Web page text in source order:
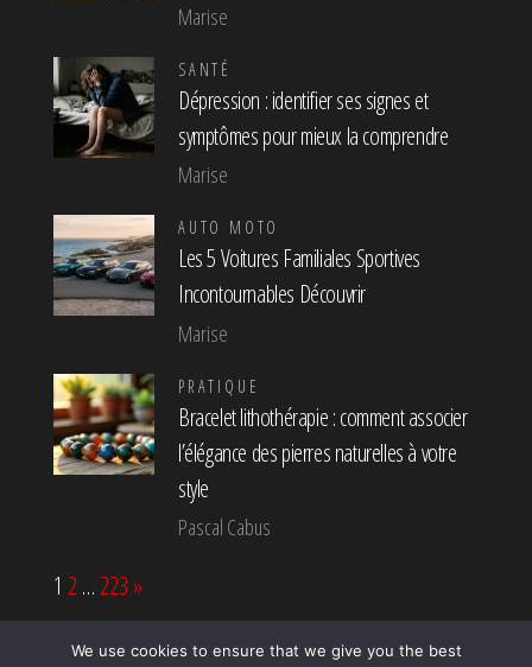
Marise
SANTÉ
Dépression : identifier ses signes et
symptômes pour mieux la comprendre
Marise
AUTO MOTO
Les 5 Voitures Familiales Sportives
Incontournables Découvrir
Marise
PRATIQUE
Bracelet lithothérapie : comment associer
l’élégance des pierres naturelles à votre
style
Pascal Cabus
Page:
1 2… 223Next
»
We use cookies to ensure that we give you the best